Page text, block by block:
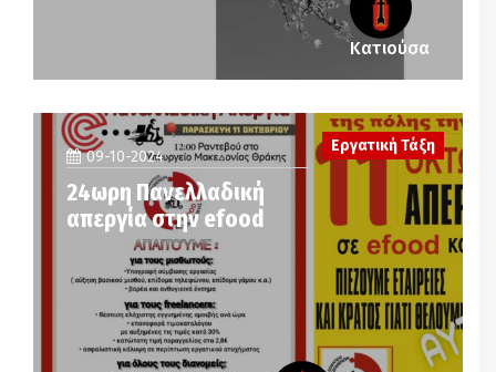
Κατιούσα
09-10-2024
24ωρη Πανελλαδική
απεργία στην efood
Εργατική Τάξη